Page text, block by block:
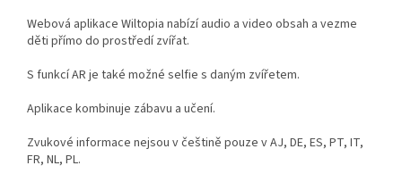
Webová aplikace Wiltopia nabízí audio a video obsah a vezme
děti přímo do prostředí zvířat.
S funkcí AR je také možné selfie s daným zvířetem.
Aplikace kombinuje zábavu a učení.
Zvukové informace nejsou v češtině pouze v AJ, DE, ES, PT, IT,
FR, NL, PL.